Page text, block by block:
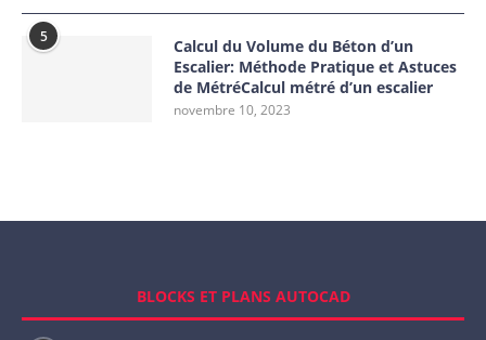
5
Calcul du Volume du Béton d’un
Escalier: Méthode Pratique et Astuces
de MétréCalcul métré d’un escalier
novembre 10, 2023
BLOCKS ET PLANS AUTOCAD